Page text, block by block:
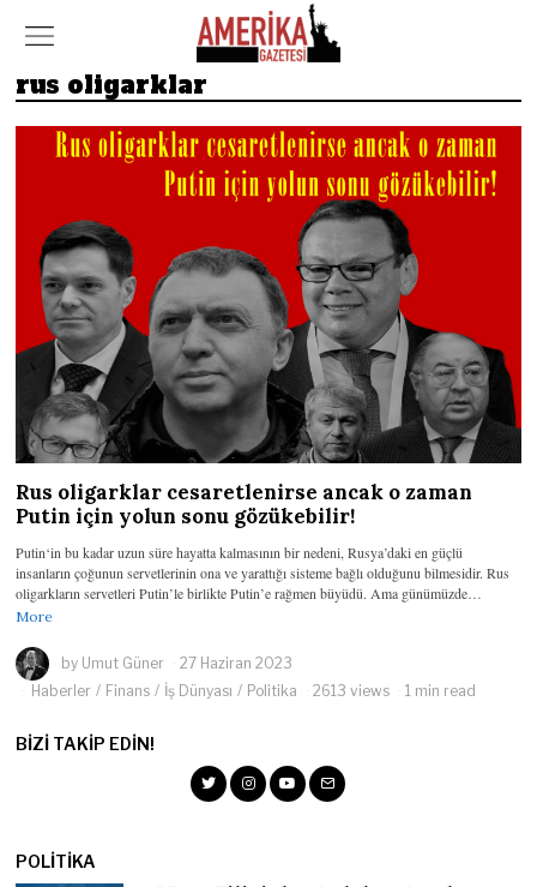
rus oligarklar
Rus oligarklar cesaretlenirse ancak o zaman
Putin için yolun sonu gözükebilir!
Putin‘in bu kadar uzun süre hayatta kalmasının bir nedeni, Rusya’daki en güçlü
insanların çoğunun servetlerinin ona ve yarattığı sisteme bağlı olduğunu bilmesidir. Rus
oligarkların servetleri Putin’le birlikte Putin’e rağmen büyüdü. Ama günümüzde…
More
by Umut Güner
27 Haziran 2023
Haberler / Finans / İş Dünyası / Politika 2613 views 1 min read
BIZI TAKIP EDIN!
POLITIKA